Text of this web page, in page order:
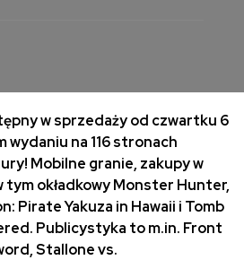
w sprzedaży od czwartku 6
wydaniu na 116 stronach
Mobilne granie, zakupy w
tym okładkowy Monster Hunter,
Pirate Yakuza in Hawaii i Tomb
Publicystyka to m.in. Front
Stallone vs.